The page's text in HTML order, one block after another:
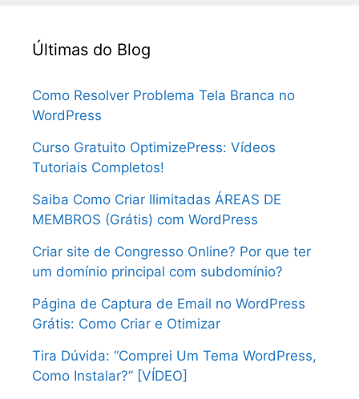
Últimas do Blog
Como Resolver Problema Tela Branca no
WordPress
Curso Gratuito OptimizePress: Vídeos
Tutoriais Completos!
Saiba Como Criar Ilimitadas ÁREAS DE
MEMBROS (Grátis) com WordPress
Criar site de Congresso Online? Por que ter
um domínio principal com subdomínio?
Página de Captura de Email no WordPress
Grátis: Como Criar e Otimizar
Tira Dúvida: “Comprei Um Tema WordPress,
Como Instalar?” [VÍDEO]